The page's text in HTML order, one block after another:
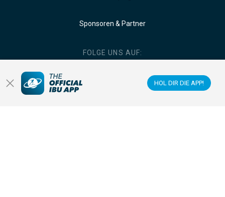
HOL DIR DIE APP!
Sponsoren & Partner
FOLGE UNS AUF: